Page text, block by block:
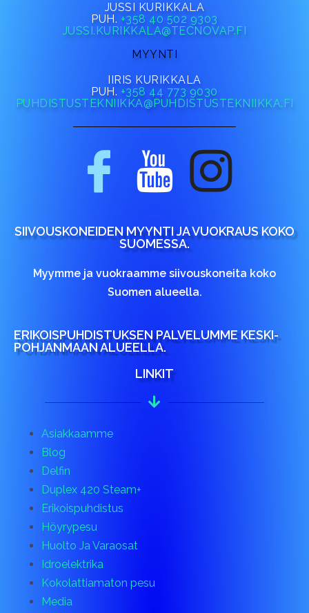
JUSSI KURIKKALA
PUH. +358 40 502 9303
JUSSI.KURIKKALA@TECNOVAP.FI
MYYNTI
IIRIS KURIKKALA
PUH. +358 44 773 9030
PUHDISTUSTEKNIIKKA@PUHDISTUSTEKNIIKKA.FI
SIIVOUSKONEIDEN MYYNTI JA VUOKRAUS KOKO
SUOMESSA.
Myymme ja vuokraamme siivouskoneita koko
Suomen alueella.
ERIKOISPUHDISTUKSEN PALVELUMME KESKI-
POHJANMAAN ALUEELLA.
LINKIT
Asiakkaamme
Blog
Delfin
Duplex 420 Steam+
Erikoispuhdistus
Höyrypesu
Huolto Ja Varaosat
Idroelektrika
Kokolattiamaton pesu
Media